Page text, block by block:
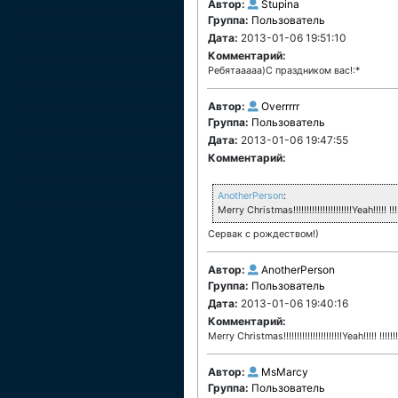
Автор:
Stupina
Группа: Пользователь
Дата: 2013-01-06 19:51:10
Комментарий:
Ребятааааа)С праздником вас!:*
Автор:
Overrrrr
Группа: Пользователь
Дата: 2013-01-06 19:47:55
Комментарий:
AnotherPerson:
Merry Christmas!!!!!!!!!!!!!!!!!!!!!!Yeah!!!!!
Сервак с рождеством!)
Автор:
AnotherPerson
Группа: Пользователь
Дата: 2013-01-06 19:40:16
Комментарий:
Merry Christmas!!!!!!!!!!!!!!!!!!!!!!Yeah!!!!! !!!!!!!
Автор:
MsMarcy
Группа: Пользователь